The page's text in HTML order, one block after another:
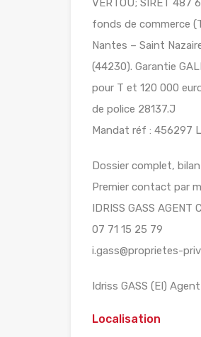
VERTOU; SIRET 487
fonds de commerce
Nantes – Saint
(44230). Garantie
pour T et 120 000
de police 28137.J
Mandat réf : 456297
Dossier complet,
Premier contact par
IDRISS GASS AGENT
07 71 15 25 79
i.gass@proprietes-
Idriss GASS (EI)
Localisation